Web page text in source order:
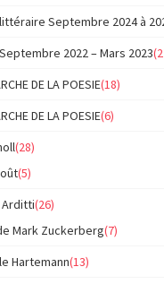
Septembre 2024 à
2022 – Mars 2023
DE LA POESIE(18)
DE LA POESIE(6)
(28)
(5)
Arditti(26)
Mark Zuckerberg(7)
Hartemann(13)